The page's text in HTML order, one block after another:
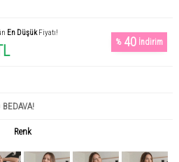
En DüşükFiyatı!
%40 İndirim
BEDAVA!
Renk